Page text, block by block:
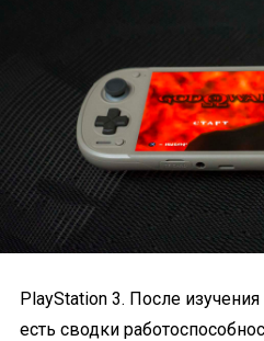
PlayStation 3. После
есть сводки